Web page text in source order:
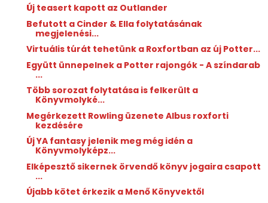
Új teasert kapott az Outlander
Befutott a Cinder & Ella folytatásának
megjelenési...
Virtuális túrát tehetünk a Roxfortban az új Potter...
Együtt ünnepelnek a Potter rajongók - A színdarab
...
Több sorozat folytatása is felkerült a
Könyvmolyké...
Megérkezett Rowling üzenete Albus roxforti
kezdésére
Új YA fantasy jelenik meg még idén a
Könyvmolyképz...
Elképesztő sikernek örvendő könyv jogaira csapott
...
Újabb kötet érkezik a Menő Könyvektől